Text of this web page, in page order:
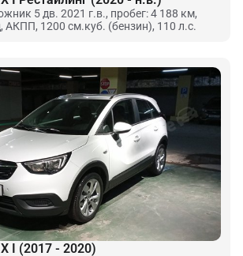
5 дв. 2021 г.в., пробег: 4 188 км,
АКПП, 1200 см.куб. (бензин), 110 л.с.
I (2017 - 2020)